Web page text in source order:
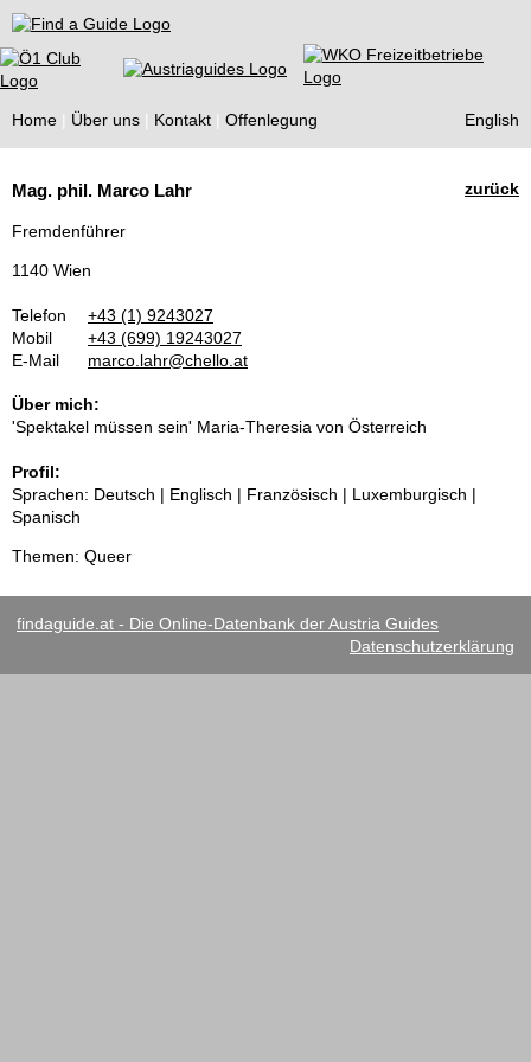
Find a Guide
Home Über uns Kontakt Offenlegung English
Guides
zurück
Mag. phil. Marco Lahr
Fremdenführer
1140 Wien
Telefon
+43 (1) 9243027
Mobil
+43 (699) 19243027
E-Mail
marco.lahr@chello.at
Über mich:
'Spektakel müssen sein' Maria-Theresia von Österreich
Profil:
Sprachen: Deutsch | Englisch | Französisch | Luxemburgisch |
Spanisch
Themen: Queer
findaguide.at - Die Online-Datenbank der Austria Guides
Datenschutzerklärung